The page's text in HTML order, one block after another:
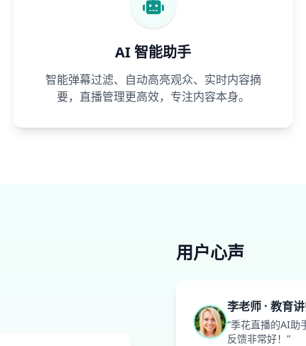
AI 智能助手
智能弹幕过滤、自动高亮观众、实时内容摘
要，直播管理更高效，专注内容本身。
用户心声
李老师 · 教育
“季花直播的AI助
反馈非常好！”